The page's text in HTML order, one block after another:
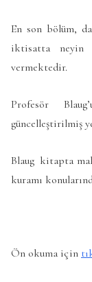
En son bölüm,
iktisatta neyin
vermektedir.
Profesör
güncelleştirilmiş
Blaug kitapta
kuramı
Ön okuma için